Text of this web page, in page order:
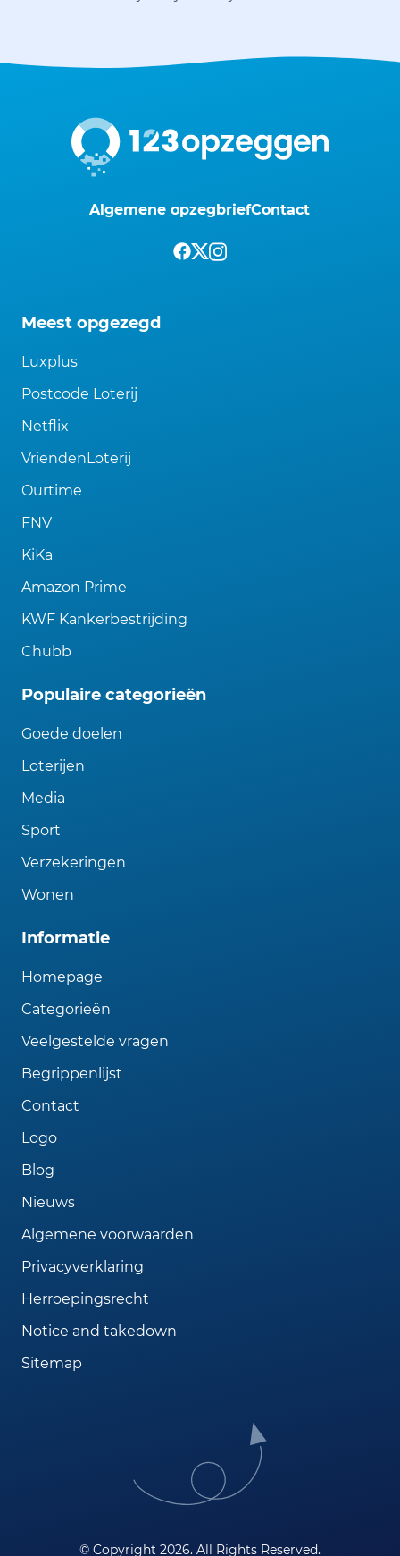
Algemene opzegbriefContact
Meest opgezegd
Luxplus
Postcode Loterij
Netflix
VriendenLoterij
Ourtime
FNV
KiKa
Amazon Prime
KWF Kankerbestrijding
Chubb
Populaire categorieën
Goede doelen
Loterijen
Media
Sport
Verzekeringen
Wonen
Informatie
Homepage
Categorieën
Veelgestelde vragen
Begrippenlijst
Contact
Logo
Blog
Nieuws
Algemene voorwaarden
Privacyverklaring
Herroepingsrecht
Notice and takedown
Sitemap
© Copyright 2026. All Rights Reserved.